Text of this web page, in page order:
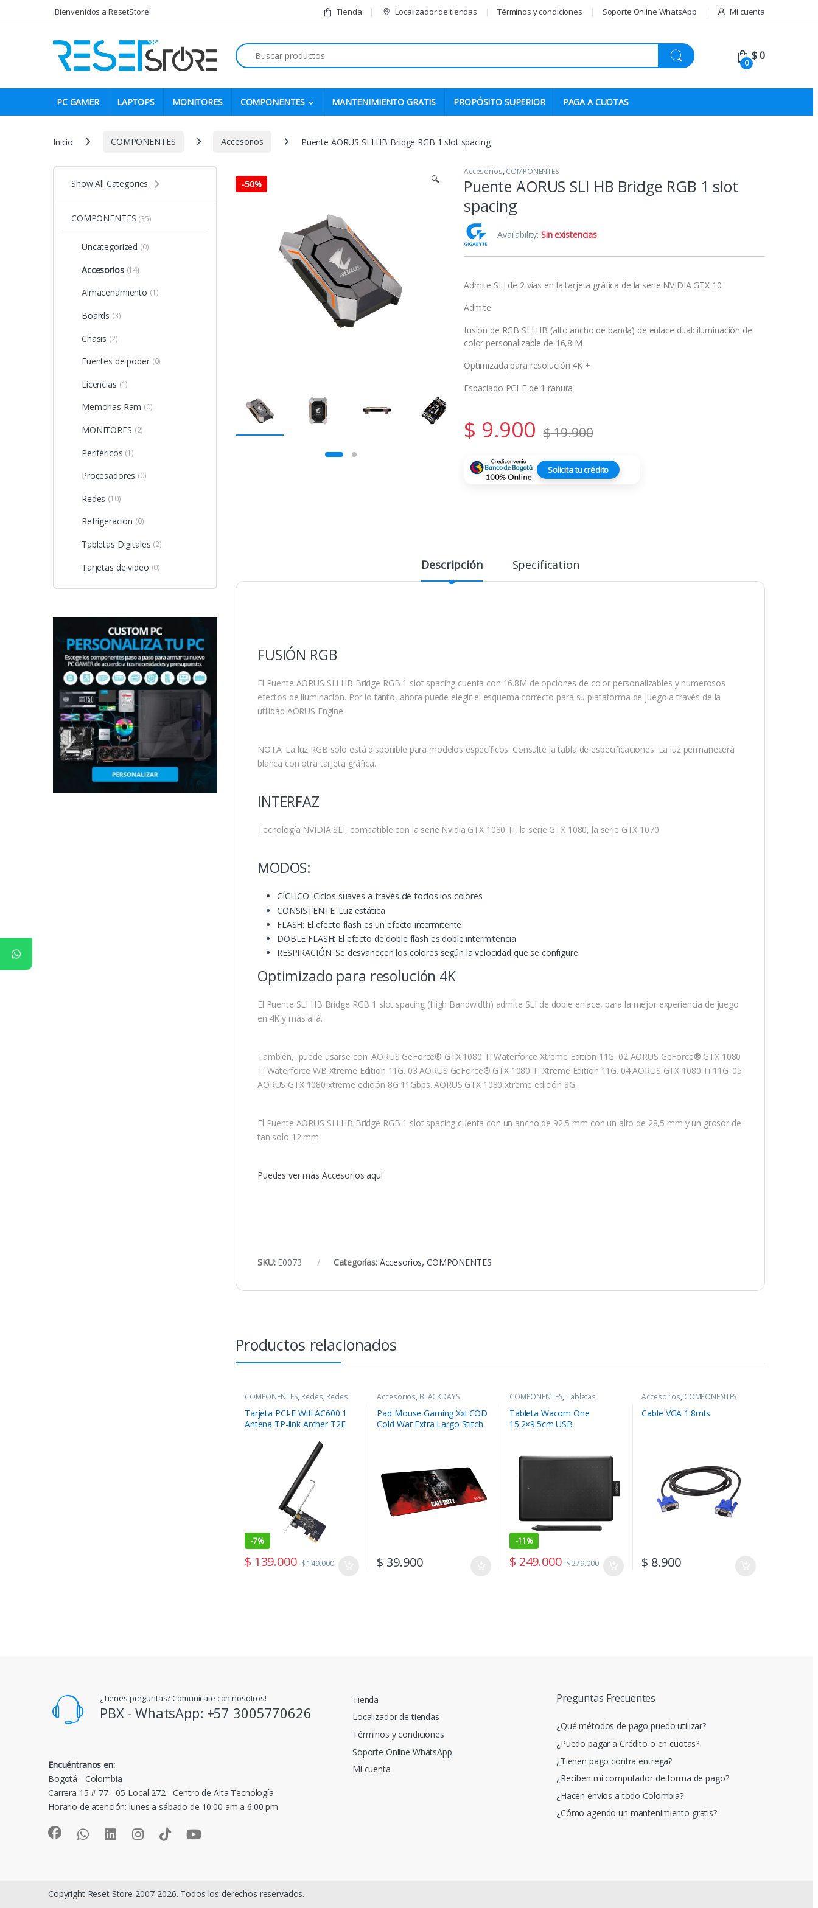
Skip to navigation
Skip to content¡Bienvenidos a ResetStore! Tienda Localizador de tiendas Términos y condiciones Soporte Online WhatsApp Mi cuenta
Search for:
0
$0
PC GAMER LAPTOPS MONITORES COMPONENTES MANTENIMIENTO GRATIS PROPÓSITO SUPERIOR PAGA A CUOTAS
Inicio COMPONENTES Accesorios Puente AORUS SLI HB Bridge RGB 1 slot spacing
-50% 🔍
Accesorios, COMPONENTES
Puente AORUS SLI HB Bridge RGB 1 slot
spacing
Availability:Sin existencias
Admite SLI de 2 vías en la tarjeta gráfica de la serie NVIDIA GTX 10
Admite
fusión de RGB SLI HB (alto ancho de banda) de enlace dual: iluminación de
color personalizable de 16,8 M
Optimizada para resolución 4K +
Espaciado PCI-E de 1 ranura
$ 9.900 $19.900
Solicita tu crédito
Descripción Specification
FUSIÓN RGB
El Puente AORUS SLI HB Bridge RGB 1 slot spacing cuenta con 16.8M de opciones de color personalizables y numerosos
efectos de iluminación. Por lo tanto, ahora puede elegir el esquema correcto para su plataforma de juego a través de la
utilidad AORUS Engine.
NOTA: La luz RGB solo está disponible para modelos específicos. Consulte la tabla de especificaciones. La luz permanecerá
blanca con otra tarjeta gráfica.
INTERFAZ
Tecnología NVIDIA SLI, compatible con la serie Nvidia GTX 1080 Ti, la serie GTX 1080, la serie GTX 1070
MODOS:
CÍCLICO: Ciclos suaves a través de todos los colores
CONSISTENTE: Luz estática
FLASH: El efecto flash es un efecto intermitente
DOBLE FLASH: El efecto de doble flash es doble intermitencia
RESPIRACIÓN: Se desvanecen los colores según la velocidad que se configure
Optimizado para resolución 4K
El Puente SLI HB Bridge RGB 1 slot spacing (High Bandwidth) admite SLI de doble enlace, para la mejor experiencia de juego
en 4K y más allá.
También, puede usarse con: AORUS GeForce® GTX 1080 Ti Waterforce Xtreme Edition 11G. 02 AORUS GeForce® GTX 1080
Ti Waterforce WB Xtreme Edition 11G. 03 AORUS GeForce® GTX 1080 Ti Xtreme Edition 11G. 04 AORUS GTX 1080 Ti 11G. 05
AORUS GTX 1080 xtreme edición 8G 11Gbps. AORUS GTX 1080 xtreme edición 8G.
El Puente AORUS SLI HB Bridge RGB 1 slot spacing cuenta con un ancho de 92,5 mm con un alto de 28,5 mm y un grosor de
tan solo 12 mm
Puedes ver más Accesorios aquí
SKU: E0073 Categorías: Accesorios,COMPONENTES
Productos relacionados
COMPONENTES, Redes, Redes
Tarjeta PCI-E Wifi AC600 1
Antena TP-link Archer T2E
-7%
$ 139.000 $149.000
Accesorios, BLACKDAYS
Pad Mouse Gaming Xxl COD
Cold War Extra Largo Stitch
$ 39.900
COMPONENTES,Tabletas
Tableta Wacom One
15.2×9.5cm USB
-11%
$ 249.000 $279.000
Accesorios, COMPONENTES
Cable VGA 1.8mts
$ 8.900
Show All Categories
COMPONENTES (35)
Uncategorized (0)
Accesorios (14)
Almacenamiento (1)
Boards (3)
Chasis (2)
Fuentes de poder (0)
Licencias (1)
Memorias Ram (0)
MONITORES (2)
Periféricos (1)
Procesadores (0)
Redes (10)
Refrigeración (0)
Tabletas Digitales (2)
Tarjetas de video (0)
¿Tienes preguntas? Comunícate con nosotros!
PBX - WhatsApp: +57 3005770626
Encuéntranos en:
Bogotá - Colombia
Carrera 15 # 77 - 05 Local 272 - Centro de Alta Tecnología
Horario de atención: lunes a sábado de 10.00 am a 6:00 pm
Tienda
Localizador de tiendas
Términos y condiciones
Soporte Online WhatsApp
Mi cuenta
Preguntas Frecuentes
¿Qué métodos de pago puedo utilizar?
¿Puedo pagar a Crédito o en cuotas?
¿Tienen pago contra entrega?
¿Reciben mi computador de forma de pago?
¿Hacen envíos a todo Colombia?
¿Cómo agendo un mantenimiento gratis?
Copyright Reset Store 2007-2026. Todos los derechos reservados.